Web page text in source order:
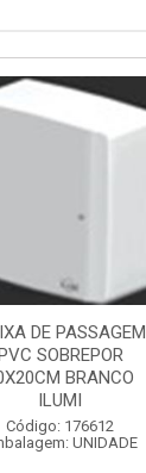
DE PASSAGEM
SOBREPOR
BRANCO
ILUMI
Código: 176612
UNIDADE